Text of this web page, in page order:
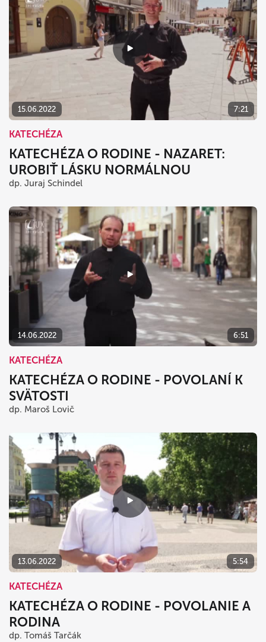
15.06.2022 7:21
KATECHÉZA
KATECHÉZA O RODINE - NAZARET:
UROBIŤ LÁSKU NORMÁLNOU
dp. Juraj Schindel
14.06.2022 6:51
KATECHÉZA
KATECHÉZA O RODINE - POVOLANÍ K
SVÄTOSTI
dp. Maroš Lovič
13.06.2022 5:54
KATECHÉZA
KATECHÉZA O RODINE - POVOLANIE A
RODINA
dp. Tomáš Tarčák